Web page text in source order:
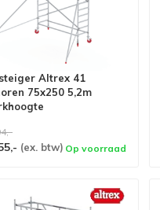
Altrex 41
75x250 5,2m
(ex. btw) Op voorraad